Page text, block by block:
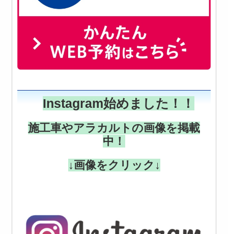
Instagram始めました！！
施工車やアラカルトの画像を掲載
中！
↓画像をクリック↓